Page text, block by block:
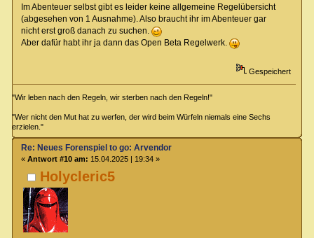
Im Abenteuer selbst gibt es leider keine allgemeine Regelübersicht
(abgesehen von 1 Ausnahme). Also braucht ihr im Abenteuer gar
nicht erst groß danach zu suchen.
Aber dafür habt ihr ja dann das Open Beta Regelwerk.
Gespeichert
"Wir leben nach den Regeln, wir sterben nach den Regeln!"
"Wer nicht den Mut hat zu werfen, der wird beim Würfeln niemals eine Sechs
erzielen."
Holycleric5
Re: Neues Forenspiel to go: Arvendor
« Antwort #10 am: 15.04.2025 | 19:34 »